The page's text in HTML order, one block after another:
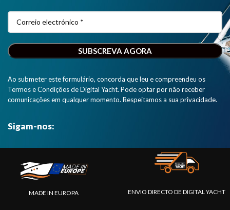
Ao submeter este formulário, concorda que leu e compreendeu os
Termos e Condições de Digital Yacht. Pode optar por não receber
comunicações em qualquer momento. Respeitamos a sua privacidade.
Sigam-nos:
MADE IN EUROPA ENVIO DIRECTO DE DIGITAL YACHT